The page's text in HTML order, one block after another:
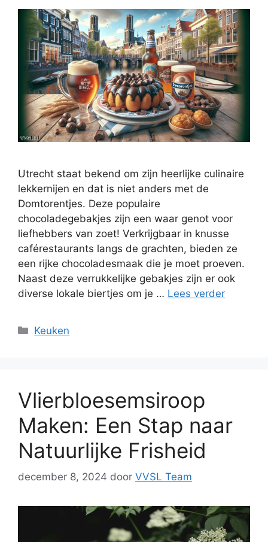
Utrecht staat bekend om zijn heerlijke culinaire
lekkernijen en dat is niet anders met de
Domtorentjes. Deze populaire
chocoladegebakjes zijn een waar genot voor
liefhebbers van zoet! Verkrijgbaar in knusse
caférestaurants langs de grachten, bieden ze
een rijke chocoladesmaak die je moet proeven.
Naast deze verrukkelijke gebakjes zijn er ook
diverse lokale biertjes om je … Lees verder
Categorieën
Keuken
Vlierbloesemsiroop
Maken: Een Stap naar
Natuurlijke Frisheid
december 8, 2024 door VVSL Team